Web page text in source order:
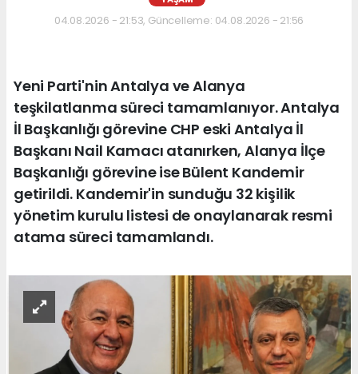
04.08.2026 - 21:53, Güncelleme: 04.08.2026 - 21:56
Yeni Parti'nin Antalya ve Alanya
teşkilatlanma süreci tamamlanıyor. Antalya
İl Başkanlığı görevine CHP eski Antalya İl
Başkanı Nail Kamacı atanırken, Alanya İlçe
Başkanlığı görevine ise Bülent Kandemir
getirildi. Kandemir'in sunduğu 32 kişilik
yönetim kurulu listesi de onaylanarak resmi
atama süreci tamamlandı.